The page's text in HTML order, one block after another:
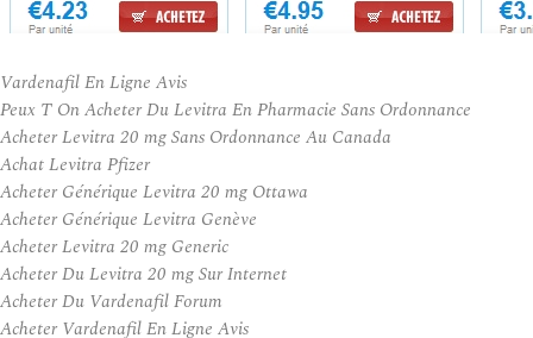
Vardenafil En Ligne Avis
Peux T On Acheter Du Levitra En Pharmacie Sans Ordonnance
Acheter Levitra 20 mg Sans Ordonnance Au Canada
Achat Levitra Pfizer
Acheter Générique Levitra 20 mg Ottawa
Acheter Générique Levitra Genève
Acheter Levitra 20 mg Generic
Acheter Du Levitra 20 mg Sur Internet
Acheter Du Vardenafil Forum
Acheter Vardenafil En Ligne Avis